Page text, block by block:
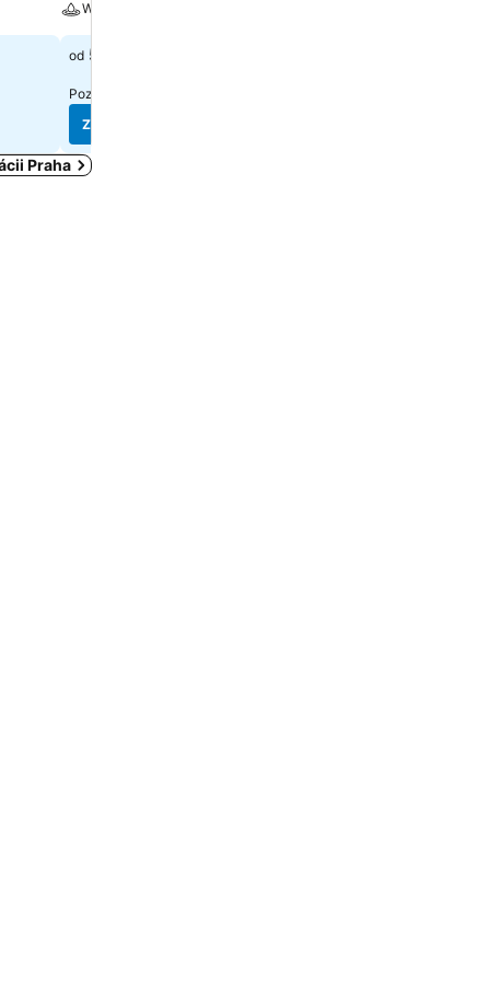
Wellness
od 50 €
Pozrieť ceny z(o)
Zobraziť ceny
Praha